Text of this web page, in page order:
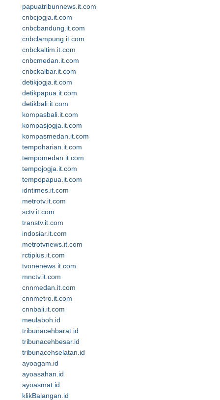
papuatribunnews.it.com
cnbcjogja.it.com
cnbcbandung.it.com
cnbclampung.it.com
cnbckaltim.it.com
cnbcmedan.it.com
cnbckalbar.it.com
detikjogja.it.com
detikpapua.it.com
detikbali.it.com
kompasbali.it.com
kompasjogja.it.com
kompasmedan.it.com
tempoharian.it.com
tempomedan.it.com
tempojogja.it.com
tempopapua.it.com
idntimes.it.com
metrotv.it.com
sctv.it.com
transtv.it.com
indosiar.it.com
metrotvnews.it.com
rctiplus.it.com
tvonenews.it.com
mnctv.it.com
cnnmedan.it.com
cnnmetro.it.com
cnnbali.it.com
meulaboh.id
tribunacehbarat.id
tribunacehbesar.id
tribunacehselatan.id
ayoagam.id
ayoasahan.id
ayoasmat.id
klikBalangan.id